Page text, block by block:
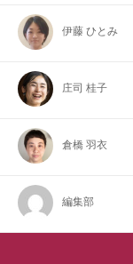
伊藤 ひとみ
庄司 桂子
倉橋 羽衣
編集部